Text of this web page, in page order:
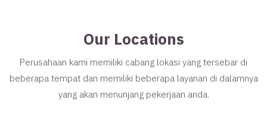
Our Locations
Perusahaan kami memiliki cabang lokasi yang tersebar di
beberapa tempat dan memiliki beberapa layanan di dalamnya
yang akan menunjang pekerjaan anda.